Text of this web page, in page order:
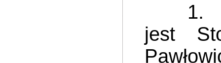
1.
jest